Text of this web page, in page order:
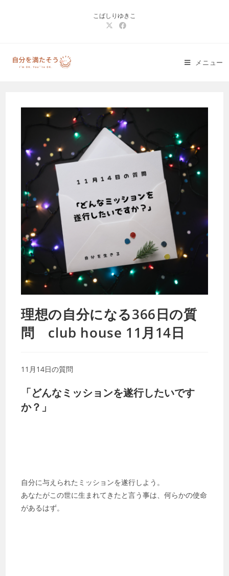
こばしりゆきこ
メニュー
理想の自分になる366日の質
問 club house 11月14日
11月14日の質問
「どんなミッションを遂行したいです
か？」
自分に与えられたミッションを遂行しよう。
あなたがこの世に生まれてきたと言う事は、何らかの使命
があるはず。